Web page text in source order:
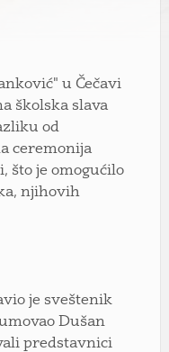
u Čečavi
školska slava
od
ceremonija
što je omogućilo
njihovih
je sveštenik
Dušan
predstavnici